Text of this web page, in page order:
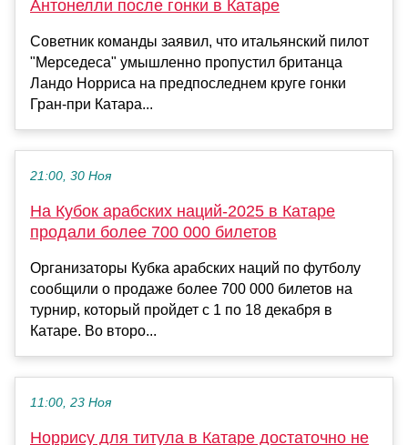
Антонелли после гонки в Катаре
Советник команды заявил, что итальянский пилот
"Мерседеса" умышленно пропустил британца
Ландо Норриса на предпоследнем круге гонки
Гран-при Катара...
21:00, 30 Ноя
На Кубок арабских наций-2025 в Катаре
продали более 700 000 билетов
Организаторы Кубка арабских наций по футболу
сообщили о продаже более 700 000 билетов на
турнир, который пройдет с 1 по 18 декабря в
Катаре. Во второ...
11:00, 23 Ноя
Норрису для титула в Катаре достаточно не